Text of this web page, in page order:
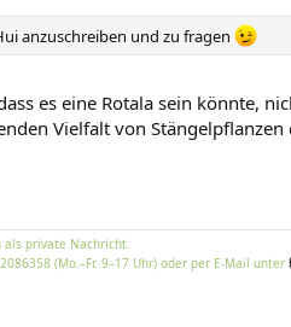
anzuschreiben und zu fragen
es eine Rotala sein könnte,
Vielfalt von
als private Nachricht.
(Mo.–Fr. 9–17 Uhr) oder per E-Mail unter